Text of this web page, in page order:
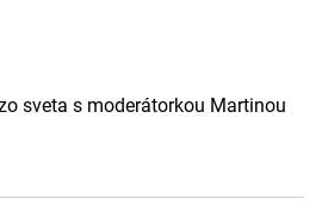
sveta s moderátorkou Martinou